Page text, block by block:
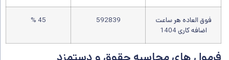
فوق العاده هر ساعت
اضافه کاری 1404
592839
45 %